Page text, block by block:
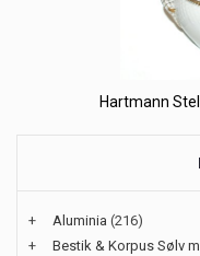
Hartmann
+ Aluminia (216)
+
Bestik & Korpus Sølv